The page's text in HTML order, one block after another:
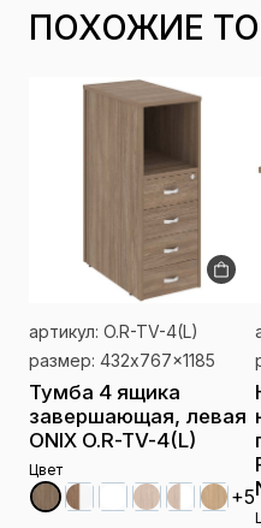
ПОХОЖИЕ
артикул: O.R-TV-4(L)
размер: 432x767x1185
Тумба 4 ящика
завершающая, левая
ONIX O.R-TV-4(L)
Цвет
+5